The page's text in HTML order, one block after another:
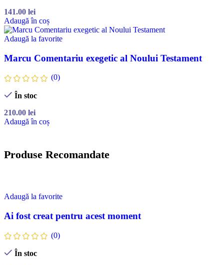
141.00 lei
Adaugă în coș
Adaugă la favorite
Marcu Comentariu exegetic al Noului Testament
(0)
În stoc
210.00 lei
Adaugă în coș
Produse Recomandate
Adaugă la favorite
Ai fost creat pentru acest moment
(0)
În stoc